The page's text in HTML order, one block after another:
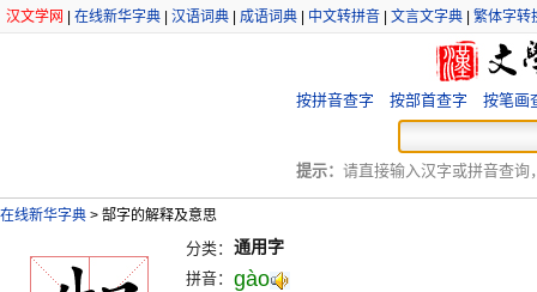
汉文学网 在线新华字典 汉语词典 成语词典 中文转拼音 文言文字典 繁体字转
按拼音查字 按部首查字 按笔画
提示： 请直接输入汉字或拼音查询
在线新华字典 > 郜字的解释及意思
分类： 通用字
拼音： gào